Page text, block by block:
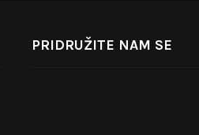
PRIDRUŽITE NAM SE